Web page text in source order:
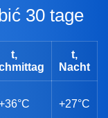
30 tage
t,
t,
Nacht
+27°C